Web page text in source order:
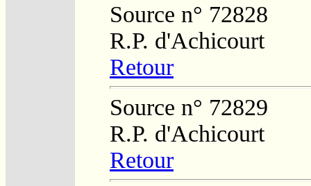
Source n° 72828
R.P. d'Achicourt
Retour
Source n° 72829
R.P. d'Achicourt
Retour